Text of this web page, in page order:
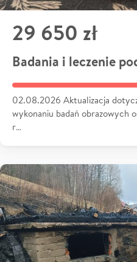
29 650 zł
Badania i leczenie
02.08.2026 Aktualizacja
wykonaniu badań obrazowych
r…